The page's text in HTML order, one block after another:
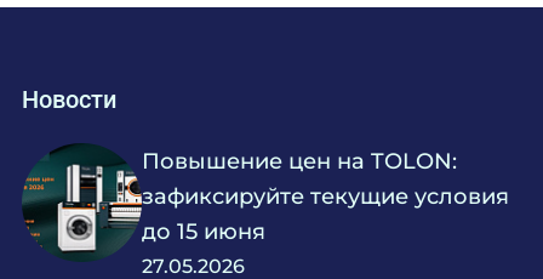
Новости
Повышение цен на TOLON:
зафиксируйте текущие условия
до 15 июня
27.05.2026